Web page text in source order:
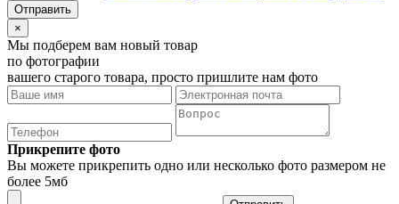
×
Мы подберем вам новый товар
по фотографии
вашего старого товара, просто пришлите нам фото
Прикрепите фото
Вы можете прикрепить одно или несколько фото размером не
более 5мб